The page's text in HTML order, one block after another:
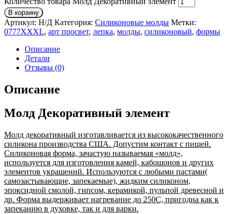
В корзину
Артикул: Н/Д Категория: Силиконовые молды Метки:
0777XXXL, арт просвет, лепка, молды, силиконовый, формы
Описание
Детали
Отзывы (0)
Описание
Молд Декоративный элемент
Молд декоративный изготавливается из высококачественного
силикона производства США. Допустим контакт с пищей.
Силиконовая форма, зачастую называемая «молд»,
используется для изготовления камей, кабошонов и других
элементов украшений. Используются с любыми пастами(
самозастывающие, запекаемые), жидким силиконом,
эпоксидной смолой, гипсом, керамикой, пульпой древесной и
др. Форма выдерживает нагревание до 250С, пригодна как к
запеканию в духовке, так и для варки.